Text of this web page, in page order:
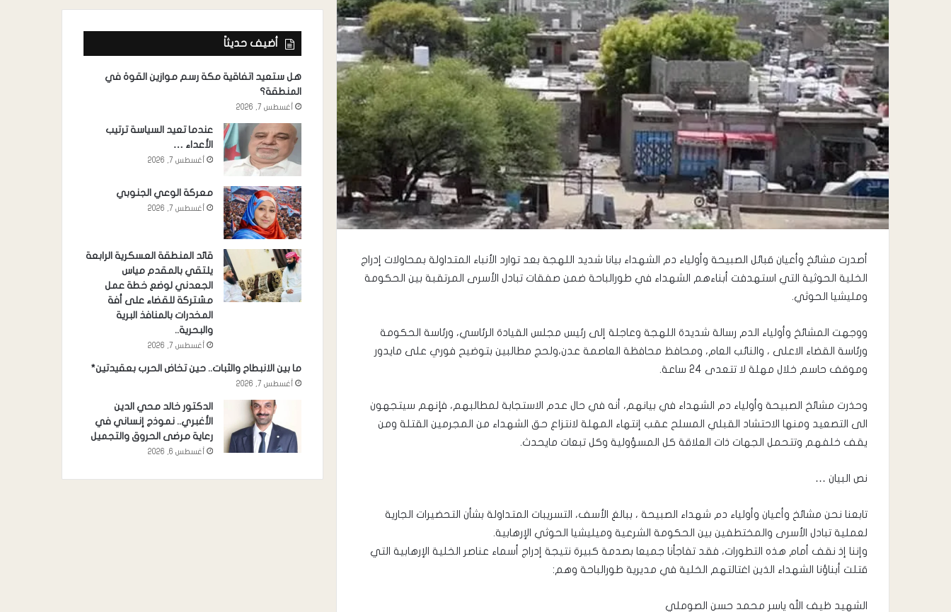
أصدرت مشائخ وأعيان قبائل الصبيحة وأولياء دم الشهداء بيانا شديد اللهجة بعد توارد الأنباء المتداولة بمحاولات إدراج
الخلية الحوثية التي استهدفت أبناءهم الشهداء في طورالباحة ضمن صفقات تبادل الأسرى المرتقبة بين الحكومة
ومليشيا الحوثي.
​ووجهت المشائخ وأولياء الدم رسالة شديدة اللهجة وعاجلة إلى رئيس مجلس القيادة الرئاسي، ورئاسة الحكومة
ورئاسة القضاء الاعلى ، والنائب العام، ومحافظ محافظة العاصمة عدن،ولحج مطالبين بتوضيح فوري على مايدور
وموقف حاسم خلال مهلة لا تتعدى 24 ساعة.
​وحذرت مشائخ الصبيحة وأولياء دم الشهداء في بيانهم، أنه في حال عدم الاستجابة لمطالبهم، فإنهم سيتجهون
الى التصعيد ومنها الاحتشاد القبلي المسلح عقب إنتهاء المهلة لانتزاع حق الشهداء من المجرمين القتلة ومن
يقف خلفهم وتتحمل الجهات ذات العلاقة كل المسؤولية وكل تبعات مايحدث.
نص البيان …
​تابعنا نحن مشائخ وأعيان وأولياء دم شهداء الصبيحة ، ببالغ الأسف، التسريبات المتداولة بشأن التحضيرات الجارية
لعملية تبادل الأسرى والمختطفين بين الحكومة الشرعية وميليشيا الحوثي الإرهابية.
​وإننا إذ نقف أمام هذه التطورات، فقد تفاجأنا جميعا بصدمة كبيرة نتيجة إدراج أسماء عناصر الخلية الإرهابية التي
قتلت أبناؤنا الشهداء الذين اغتالتهم الخلية في مديرية طورالباحة وهم:
الشهيد ظيف الله ياسر محمد حسن الصوملي
أضيف حديثاً
هل ستعيد اتفاقية مكة رسم موازين القوة في
المنطقة؟
أغسطس 7, 2026
عندما تعيد السياسة ترتيب
الأعداء …
أغسطس 7, 2026
معركة الوعي الجنوبي
أغسطس 7, 2026
قائد المنطقة العسكرية الرابعة
يلتقي بالمقدم مياس
الجعدني لوضع خطة عمل
مشتركة للقضاء على أفة
المخدرات بالمنافذ البرية
والبحرية..
أغسطس 7, 2026
ما بين الانبطاح والثبات.. حين تخاض الحرب بعقيدتين*
أغسطس 7, 2026
الدكتور خالد محي الدين
الأغبري.. نموذج إنساني في
رعاية مرضى الحروق والتجميل
أغسطس 6, 2026